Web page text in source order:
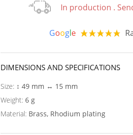
In production .
Google
DIMENSIONS AND SPECIFICATIONS
Size: ↕ 49 mm ↔ 15 mm
Weight: 6 g
Material: Brass, Rhodium plating